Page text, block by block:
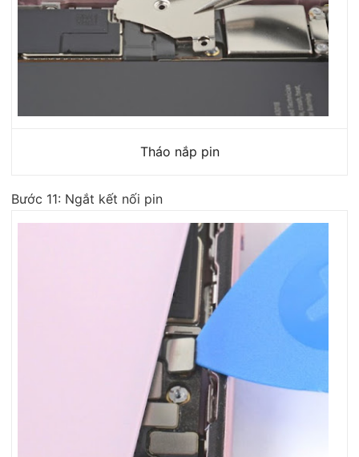
Tháo nắp pin
Bước 11: Ngắt kết nối pin